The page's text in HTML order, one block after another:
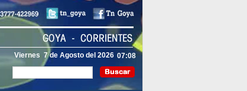
Viernes 7 de Agosto del 2026